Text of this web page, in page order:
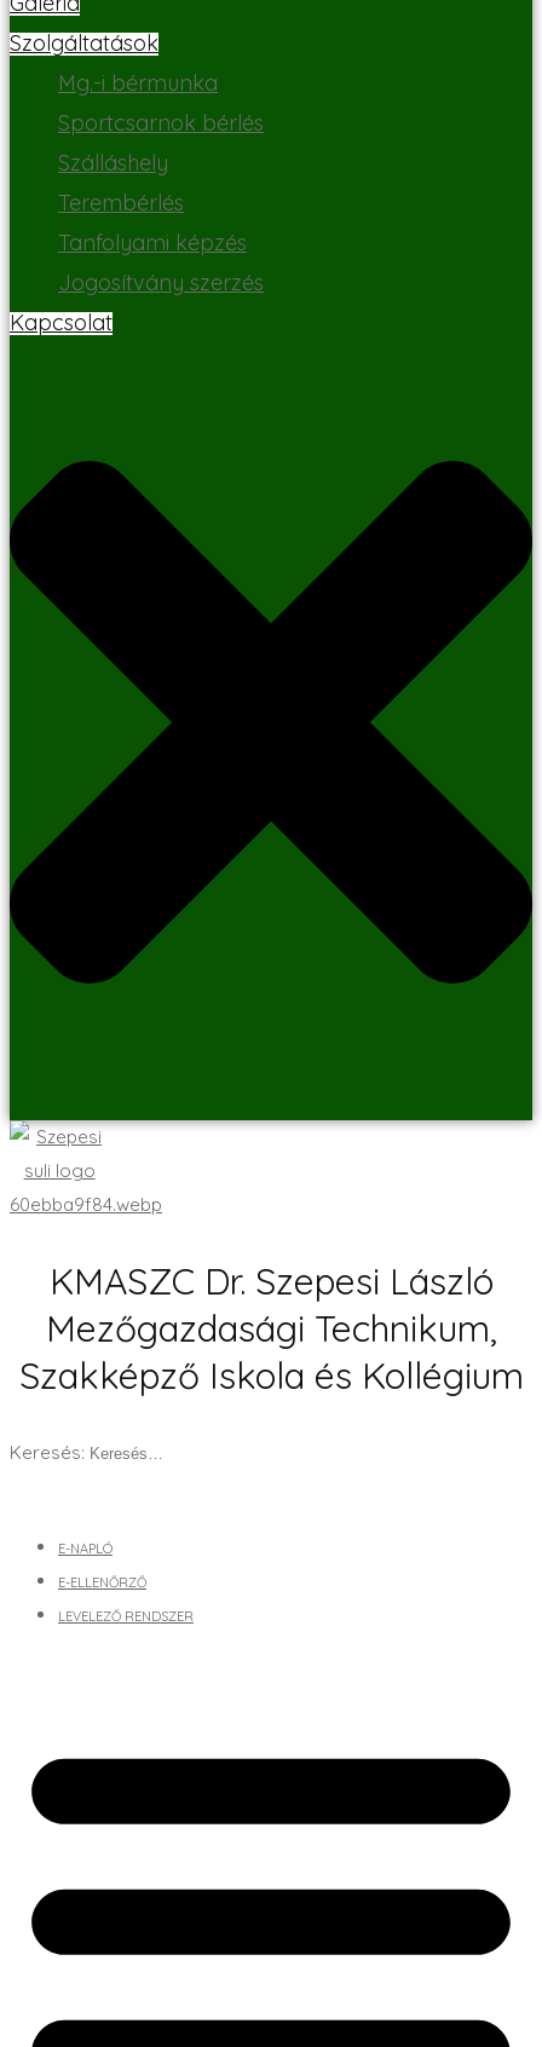
Szolgáltatások
Mg.-i bérmunka
Sportcsarnok bérlés
Szálláshely
Terembérlés
Tanfolyami képzés
Jogosítvány szerzés
Kapcsolat
KMASZC Dr. Szepesi László
Mezőgazdasági Technikum,
Szakképző Iskola és Kollégium
Keresés:
E-NAPLÓ
E-ELLENŐRZŐ
LEVELEZŐ RENDSZER